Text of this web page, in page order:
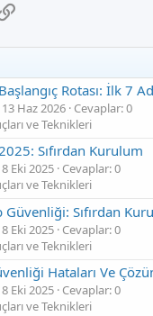
Rotası: İlk 7
13 Haz 2026 Cevaplar: 0
ve Teknikleri
Sıfırdan Kurulum
8 Eki 2025 Cevaplar: 0
ve Teknikleri
Sıfırdan
8 Eki 2025 Cevaplar: 0
ve Teknikleri
Hataları Ve
8 Eki 2025 Cevaplar: 0
ve Teknikleri